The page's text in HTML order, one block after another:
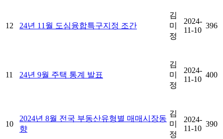
12 24년 11월 도심융합특구지정 조간
김
미
정
2024-
11-10
396
11 24년 9월 주택 통계 발표
김
미
정
2024-
11-10
400
10
2024년 8월 전국 부동산유형별 매매시장동
향
김
미
정
2024-
11-10
390